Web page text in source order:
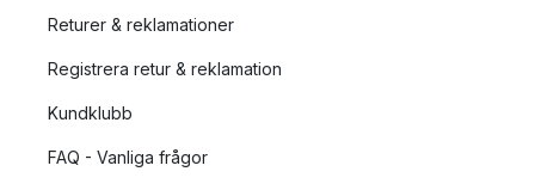
Returer & reklamationer
Registrera retur & reklamation
Kundklubb
FAQ - Vanliga frågor